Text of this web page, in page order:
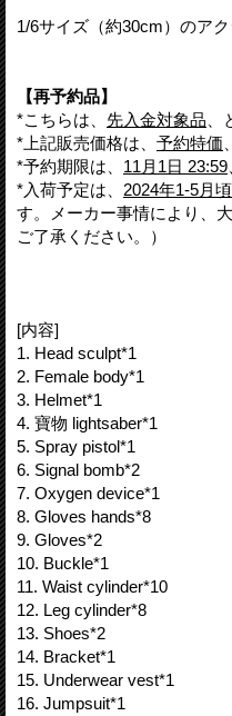
1/6サイズ（約30cm）のア
【再予約品】
*こちらは、 先入金対象品
*上記販売価格は、 予約特価
*予約期限は、 11月1日 23:59
*入荷予定は、 2024年1-5月頃
す。メーカー事情により、
ご了承ください。）
[内容]
1. Head sculpt*1
2. Female body*1
3. Helmet*1
4. 寶物 lightsaber*1
5. Spray pistol*1
6. Signal bomb*2
7. Oxygen device*1
8. Gloves hands*8
9. Gloves*2
10. Buckle*1
11. Waist cylinder*10
12. Leg cylinder*8
13. Shoes*2
14. Bracket*1
15. Underwear vest*1
16. Jumpsuit*1